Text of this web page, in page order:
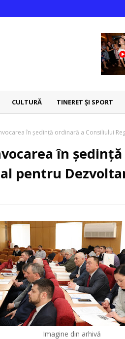
CULTURĂ TINERET ȘI SPORT
în ședință ordinară a Consiliului
în
pentru
Imagine din arhivă